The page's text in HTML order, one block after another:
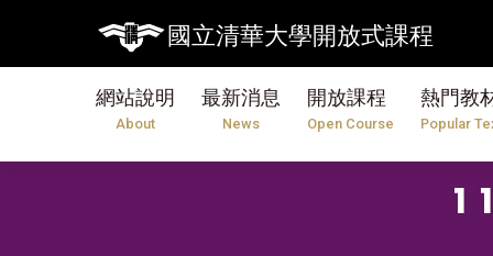
國立清華大學開放式課程
網站說明
About
最新消息
News
開放課程
Open Course
熱門教
Popular